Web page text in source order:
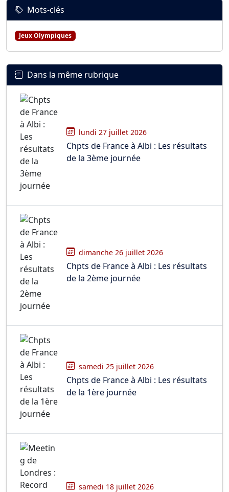
Mots-clés
Jeux Olympiques
Dans la même rubrique
lundi 27 juillet 2026
Chpts de France à Albi : Les résultats
de la 3ème journée
dimanche 26 juillet 2026
Chpts de France à Albi : Les résultats
de la 2ème journée
samedi 25 juillet 2026
Chpts de France à Albi : Les résultats
de la 1ère journée
samedi 18 juillet 2026